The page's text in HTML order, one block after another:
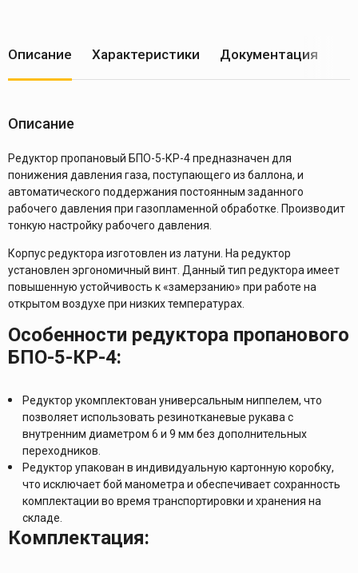
Описание Характеристики Документация
Описание
Редуктор пропановый БПО-5-КР-4 предназначен для
понижения давления газа, поступающего из баллона, и
автоматического поддержания постоянным заданного
рабочего давления при газопламенной обработке. Производит
тонкую настройку рабочего давления.
Корпус редуктора изготовлен из латуни. На редуктор
установлен эргономичный винт. Данный тип редуктора имеет
повышенную устойчивость к «замерзанию» при работе на
открытом воздухе при низких температурах.
Особенности редуктора пропанового
БПО-5-КР-4:
Редуктор укомплектован универсальным ниппелем, что
позволяет использовать резинотканевые рукава с
внутренним диаметром 6 и 9 мм без дополнительных
переходников.
Редуктор упакован в индивидуальную картонную коробку,
что исключает бой манометра и обеспечивает сохранность
комплектации во время транспортировки и хранения на
складе.
Комплектация: